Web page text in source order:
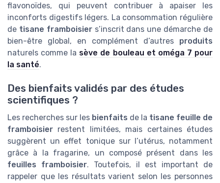
flavonoïdes, qui peuvent contribuer à apaiser les
inconforts digestifs légers. La consommation régulière
de tisane framboisiers’inscrit dans une démarche de
bien-être global, en complément d’autres produits
naturels comme la sève de bouleau et oméga 7 pour
la santé.
Des bienfaits validés par des études
scientifiques ?
Les recherches sur les bienfaits de la tisane feuille de
framboisier restent limitées, mais certaines études
suggèrent un effet tonique sur l’utérus, notamment
grâce à la fragarine, un composé présent dans les
feuilles framboisier. Toutefois, il est important de
rappeler que les résultats varient selon les personnes